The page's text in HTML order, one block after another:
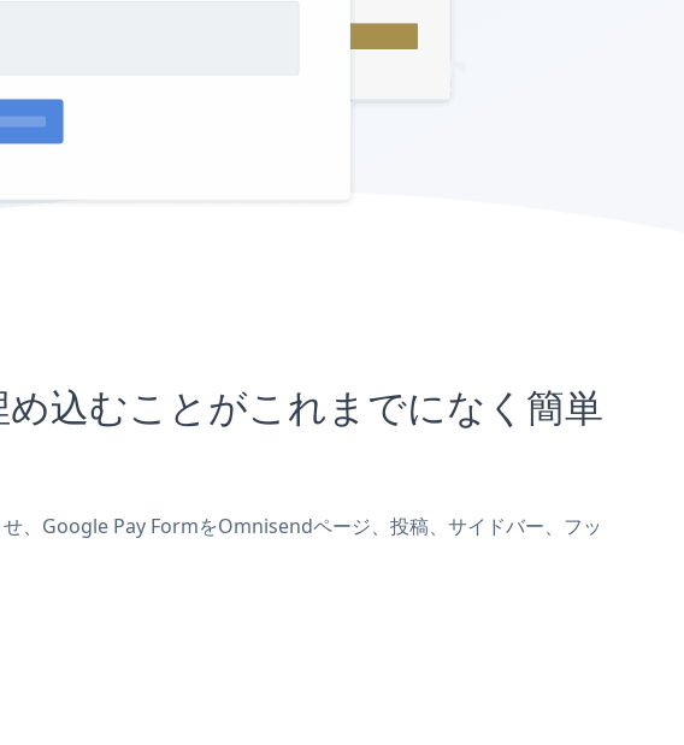
込むことがこれまでになく簡単
、Google Pay FormをOmnisendページ、投稿、サイドバー、フッ